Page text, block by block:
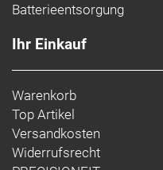
Batterieentsorgung
Ihr Einkauf
Warenkorb
Top Artikel
Versandkosten
Widerrufsrecht